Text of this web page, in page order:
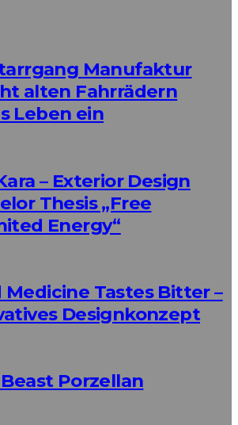
Manufaktur
alten Fahrrädern
Leben ein
– Exterior Design
Thesis „Free
Energy“
Medicine Tastes Bitter –
Designkonzept
Porzellan